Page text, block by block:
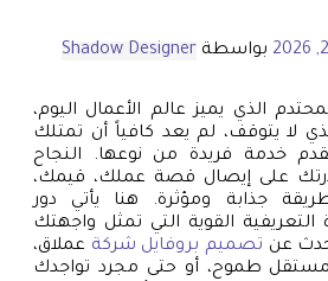
بواسطة Shadow Designer
الذي يميز عالم الأعمال اليوم،
لا يتوقف، لم يعد كافياً أن تمتلك
خدمة فريدة من نوعها. النجاح
على إيصال قصة عملك، قيمك،
جذابة ومؤثرة. هنا يأتي دور
التعريفية القوية التي تمثل واجهتك
عن تصميم بروفايل شركة عملاق،
طموح، أو حتى مجرد تواجدك